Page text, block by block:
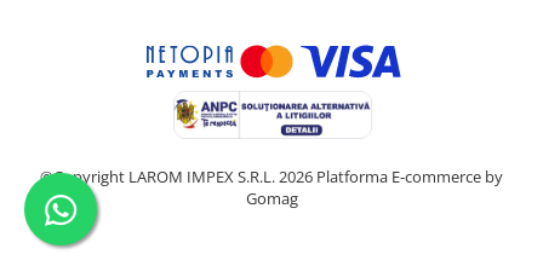
©Copyright LAROM IMPEX S.R.L. 2026 Platforma E-commerce by
Gomag